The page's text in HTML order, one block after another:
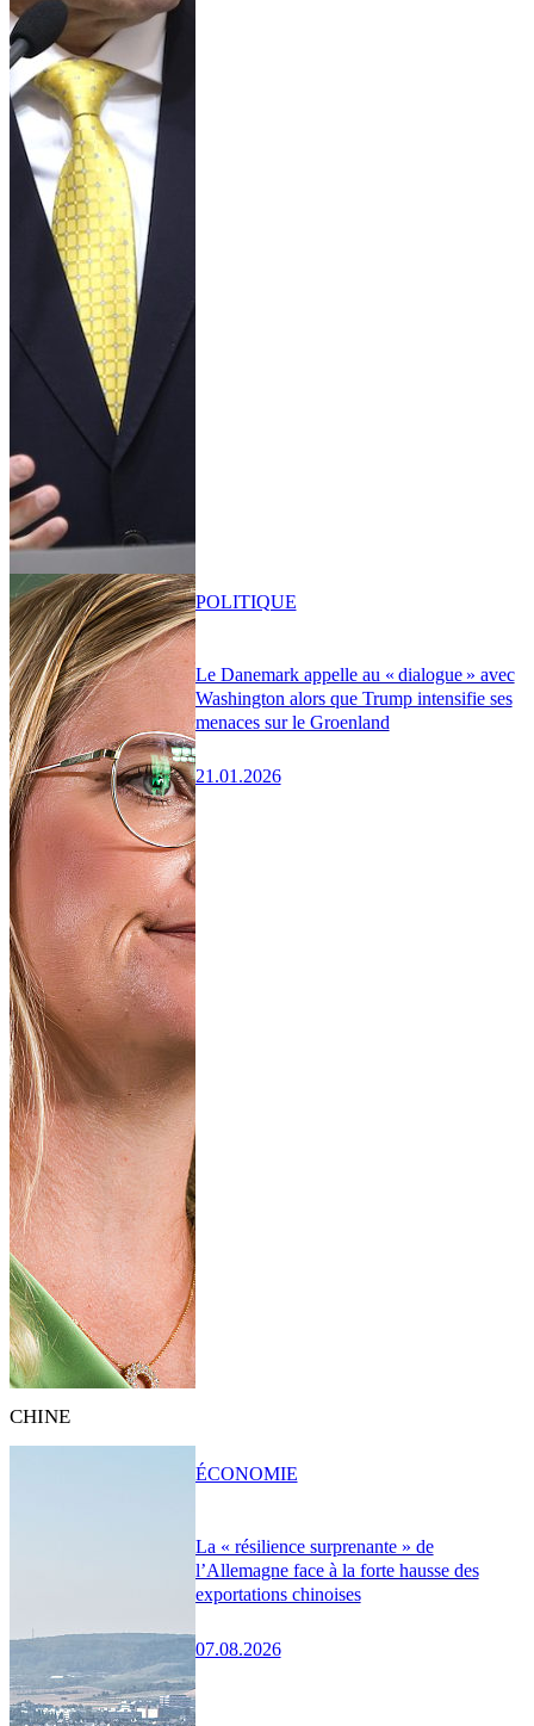
Le Danemark appelle au « dialogue » avec
Washington alors que Trump intensifie ses
menaces sur le Groenland
21.01.2026
POLITIQUE
CHINE
La « résilience surprenante » de
l’Allemagne face à la forte hausse des
exportations chinoises
07.08.2026
ÉCONOMIE